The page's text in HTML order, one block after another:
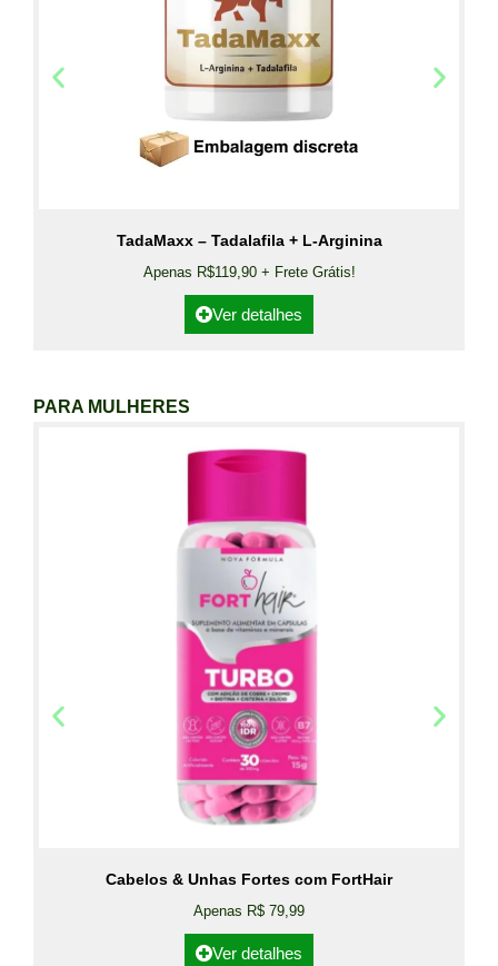
TadaMaxx – Tadalafila + L-Arginina
Apenas R$119,90 + Frete Grátis!
Ver detalhes
PARA MULHERES
Cabelos & Unhas Fortes com FortHair
Apenas R$ 79,99
Ver detalhes